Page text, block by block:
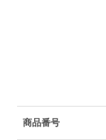
商品番号